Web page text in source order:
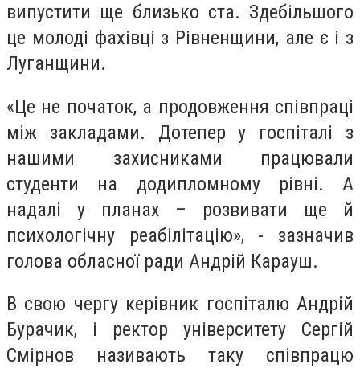
випустити ще близько ста. Здебільшого
це молоді фахівці з Рівненщини, але є і з
Луганщини.
«Це не початок, а продовження співпраці
між закладами. Дотепер у госпіталі з
нашими захисниками працювали
студенти на додипломному рівні. А
надалі у планах – розвивати ще й
психологічну реабілітацію», - зазначив
голова обласної ради Андрій Карауш.
В свою чергу керівник госпіталю Андрій
Бурачик, і ректор університету Сергій
Смірнов називають таку співпрацю